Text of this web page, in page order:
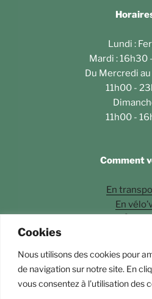
Cookies
Nous utilisons des cookies pour
de navigation sur notre site. En
vous consentez à l'utilisation des
Lundi :
Mardi : 16h30
Du Mercredi
11h00 -
11h00 -
Comment
En
En
Photos